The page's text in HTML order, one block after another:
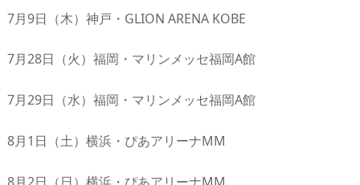
7月9日（木）神戸・GLION ARENA KOBE
7月28日（火）福岡・マリンメッセ福岡A館
7月29日（水）福岡・マリンメッセ福岡A館
8月1日（土）横浜・ぴあアリーナMM